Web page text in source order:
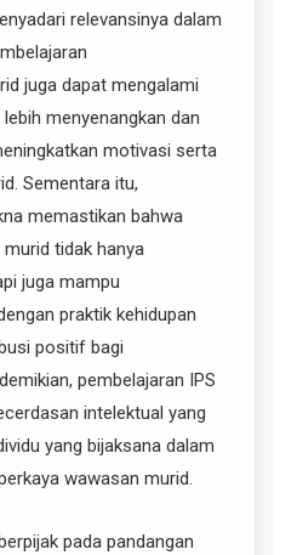
relevansinya dalam
juga dapat mengalami
menyenangkan dan
motivasi serta
Sementara itu,
memastikan bahwa
tidak hanya
juga mampu
praktik kehidupan
positif bagi
pembelajaran IPS
intelektual yang
yang bijaksana dalam
wawasan murid.
pada pandangan